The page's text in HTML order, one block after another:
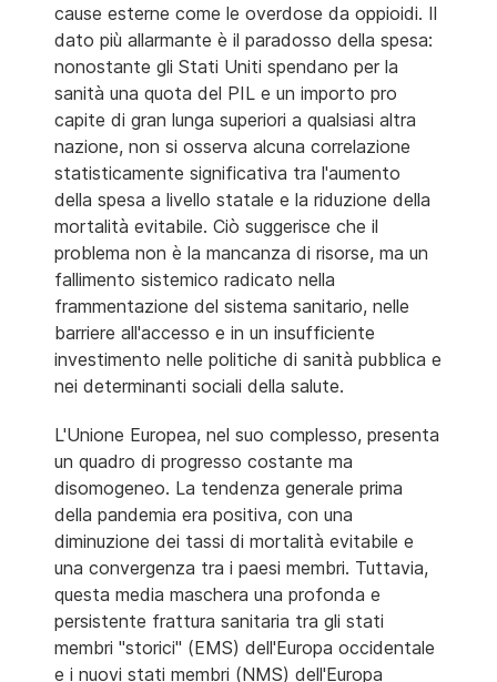
cause esterne come le overdose da oppioidi. Il
dato più allarmante è il paradosso della spesa:
nonostante gli Stati Uniti spendano per la
sanità una quota del PIL e un importo pro
capite di gran lunga superiori a qualsiasi altra
nazione, non si osserva alcuna correlazione
statisticamente significativa tra l'aumento
della spesa a livello statale e la riduzione della
mortalità evitabile. Ciò suggerisce che il
problema non è la mancanza di risorse, ma un
fallimento sistemico radicato nella
frammentazione del sistema sanitario, nelle
barriere all'accesso e in un insufficiente
investimento nelle politiche di sanità pubblica e
nei determinanti sociali della salute.
L'Unione Europea, nel suo complesso, presenta
un quadro di progresso costante ma
disomogeneo. La tendenza generale prima
della pandemia era positiva, con una
diminuzione dei tassi di mortalità evitabile e
una convergenza tra i paesi membri. Tuttavia,
questa media maschera una profonda e
persistente frattura sanitaria tra gli stati
membri "storici" (EMS) dell'Europa occidentale
e i nuovi stati membri (NMS) dell'Europa